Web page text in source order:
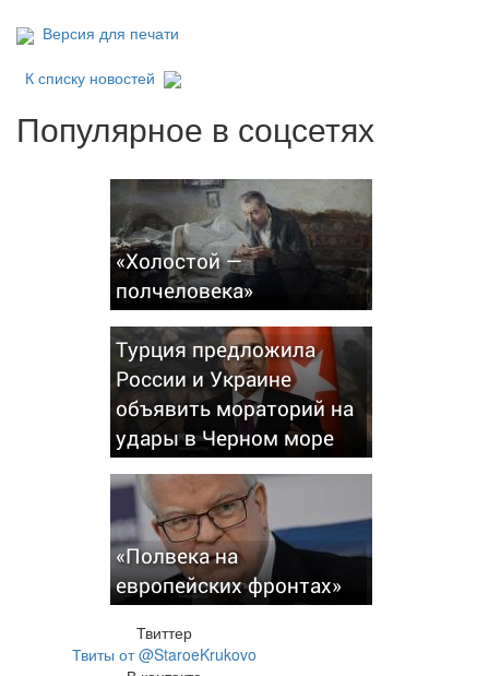
Версия для печати
К списку новостей
Популярное в соцсетях
«Холостой —
полчеловека»
Турция предложила
России и Украине
объявить мораторий на
удары в Черном море
«Полвека на
европейских фронтах»
Твиттер
Твиты от @StaroeKrukovo